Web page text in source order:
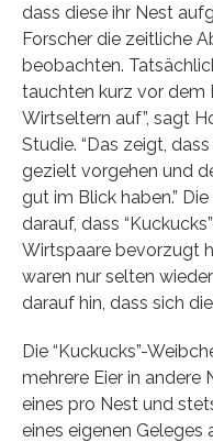
dass diese ihr Nest
Forscher die zeitliche
beobachten.
tauchten kurz vor dem
Wirtseltern auf”, sagt
Studie. “Das zeigt,
gezielt vorgehen und
gut im Blick haben.”
darauf, dass
Wirtspaare bevorzugt
waren nur selten
darauf hin, dass sich
Die “Kuckucks”-
mehrere Eier in andere
eines pro Nest und
eines eigenen Geleges